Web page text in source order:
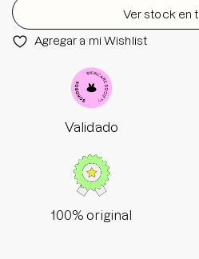
Ver stock en
Agregar a mi Wishlist
Validado
100% original